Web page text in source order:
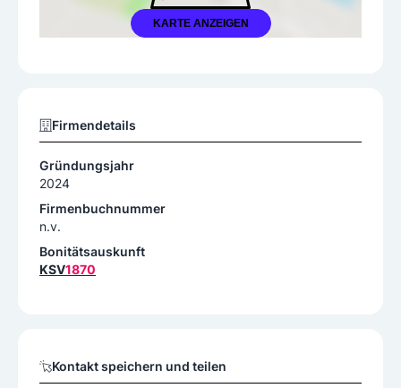
KARTE ANZEIGEN
Firmendetails
Gründungsjahr
2024
Firmenbuchnummer
n.v.
Bonitätsauskunft
KSV1870
Kontakt speichern und teilen